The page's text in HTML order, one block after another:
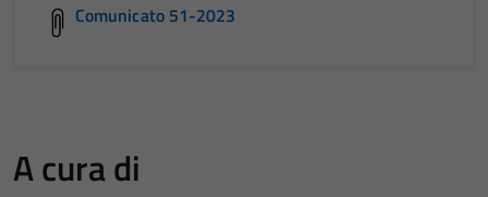
Comunicato 51-2023
A cura di